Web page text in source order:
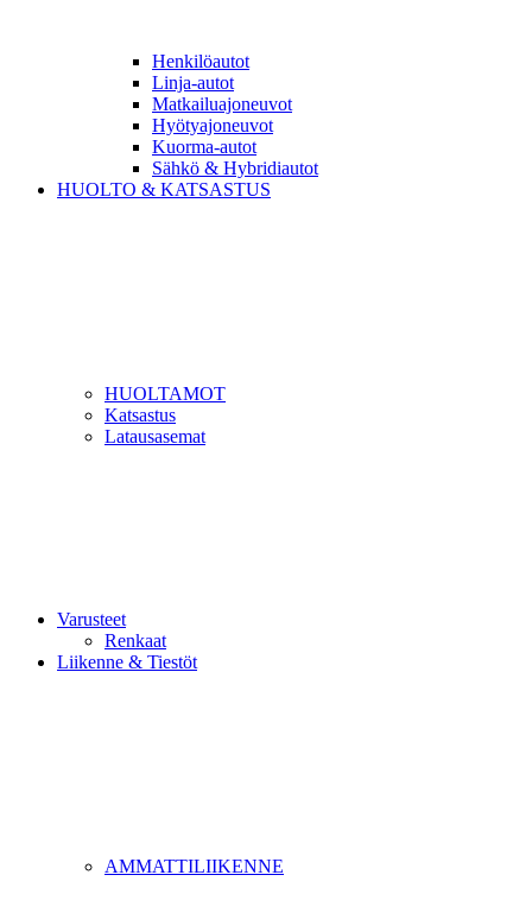
Henkilöautot
Linja-autot
Matkailuajoneuvot
Hyötyajoneuvot
Kuorma-autot
Sähkö & Hybridiautot
HUOLTO & KATSASTUS
HUOLTAMOT
Katsastus
Latausasemat
Varusteet
Renkaat
Liikenne & Tiestöt
AMMATTILIIKENNE